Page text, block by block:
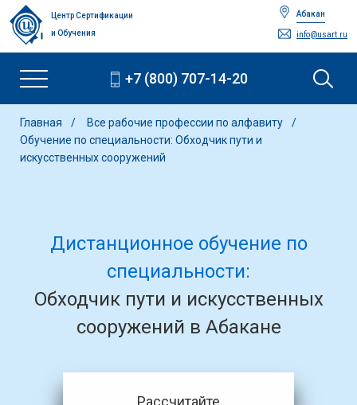
Центр Сертификации
и Обучения
Абакан
info@usart.ru
+7 (800) 707-14-20
Главная
Все рабочие профессии по алфавиту
Обучение по специальности: Обходчик пути и
искусственных сооружений
Дистанционное обучение по
специальности:
Обходчик пути и искусственных
сооружений в Абакане
Рассчитайте